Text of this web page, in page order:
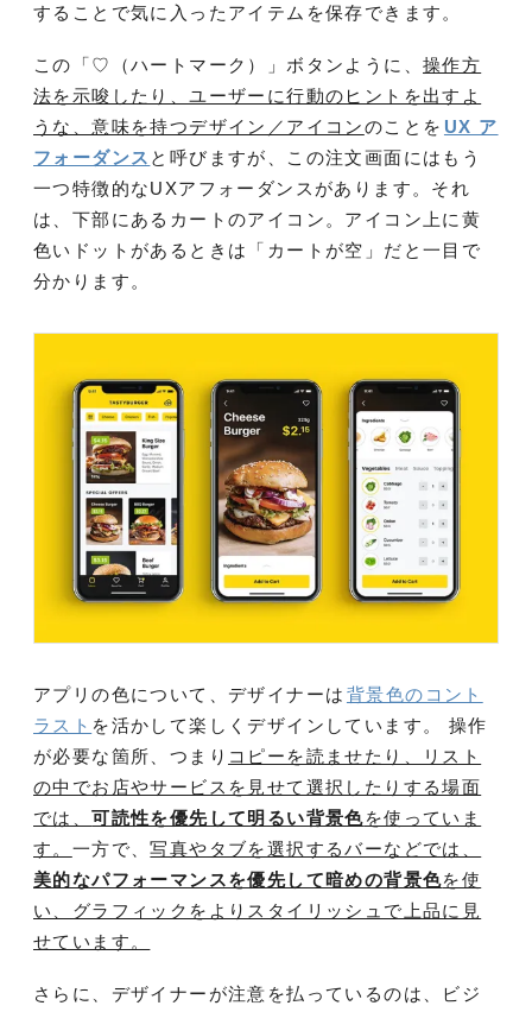
することで気に入ったアイテムを保存できます。
この「♡（ハートマーク）」ボタンように、 操作方
法を示唆したり、ユーザーに行動のヒントを出すよ
うな、意味を持つデザイン／アイコンのことを UX ア
フォーダンス と呼びますが、この注文画面にはもう
一つ特徴的なUXアフォーダンスがあります。それ
は、下部にあるカートのアイコン。アイコン上に黄
色いドットがあるときは「カートが空」だと一目で
分かります。
アプリの色について、デザイナーは 背景色のコント
ラスト を活かして楽しくデザインしています。 操作
が必要な箇所、つまり コピーを読ませたり、リスト
の中でお店やサービスを見せて選択したりする場面
では、可読性を優先して明るい背景色を使っていま
す。 一方で、写真やタブを選択するバーなどでは、
美的なパフォーマンスを優先して暗めの背景色を使
い、グラフィックをよりスタイリッシュで上品に見
せています。
さらに、デザイナーが注意を払っているのは、ビジ